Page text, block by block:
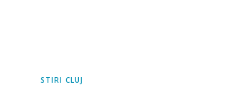
STIRI CLUJ